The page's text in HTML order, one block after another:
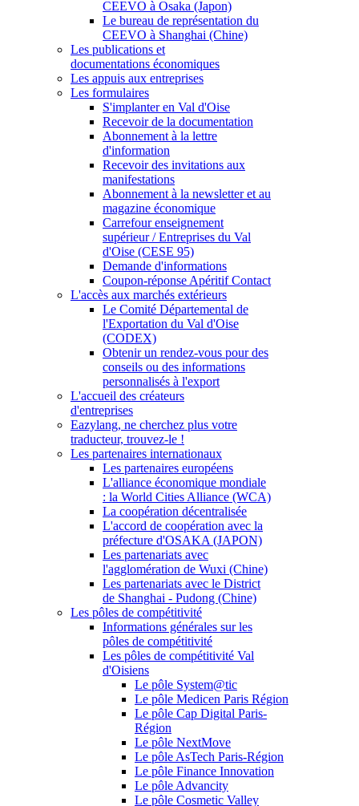
CEEVO à Osaka (Japon)
Le bureau de représentation du
CEEVO à Shanghai (Chine)
Les publications et
documentations économiques
Les appuis aux entreprises
Les formulaires
S'implanter en Val d'Oise
Recevoir de la documentation
Abonnement à la lettre
d'information
Recevoir des invitations aux
manifestations
Abonnement à la newsletter et au
magazine économique
Carrefour enseignement
supérieur / Entreprises du Val
d'Oise (CESE 95)
Demande d'informations
Coupon-réponse Apéritif Contact
L'accès aux marchés extérieurs
Le Comité Départemental de
l'Exportation du Val d'Oise
(CODEX)
Obtenir un rendez-vous pour des
conseils ou des informations
personnalisés à l'export
L'accueil des créateurs
d'entreprises
Eazylang, ne cherchez plus votre
traducteur, trouvez-le !
Les partenaires internationaux
Les partenaires européens
L'alliance économique mondiale
: la World Cities Alliance (WCA)
La coopération décentralisée
L'accord de coopération avec la
préfecture d'OSAKA (JAPON)
Les partenariats avec
l'agglomération de Wuxi (Chine)
Les partenariats avec le District
de Shanghai - Pudong (Chine)
Les pôles de compétitivité
Informations générales sur les
pôles de compétitivité
Les pôles de compétitivité Val
d'Oisiens
Le pôle System@tic
Le pôle Medicen Paris Région
Le pôle Cap Digital Paris-
Région
Le pôle NextMove
Le pôle AsTech Paris-Région
Le pôle Finance Innovation
Le pôle Advancity
Le pôle Cosmetic Valley